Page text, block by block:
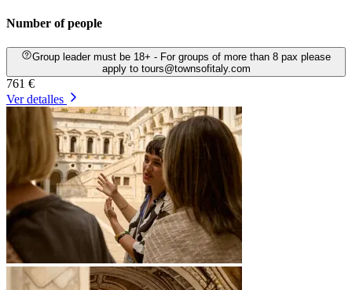
Number of people
Group leader must be 18+ - For groups of more than 8 pax please
apply to tours@townsofitaly.com
761 €
Ver detalles